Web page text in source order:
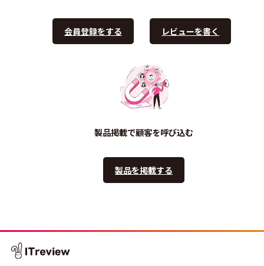
会員登録をする レビューを書く
製品掲載で顧客を呼び込む
製品を掲載する